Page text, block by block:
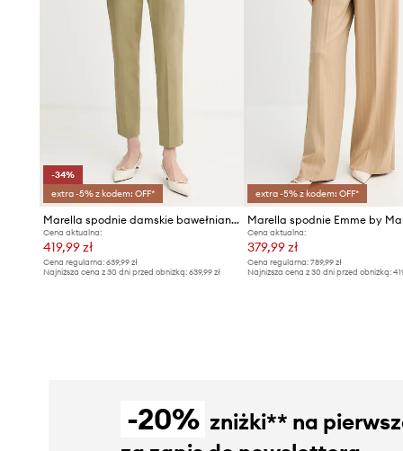
-34%
extra -5% z kodem: OFF*
Marella spodnie damskie bawełniane z elastanem GETTONE
Cena aktualna:
419,99 zł
Cena regularna: 639,99 zł
Najniższa cena z 30 dni przed obniżką: 639,99 zł
extra -5% z kodem: OFF*
Marella spodnie Emme by
Cena aktualna:
379,99 zł
Cena regularna:789,99 zł
Najniższa cena z 30 dni przed obniżką:
-20% zniżki** na